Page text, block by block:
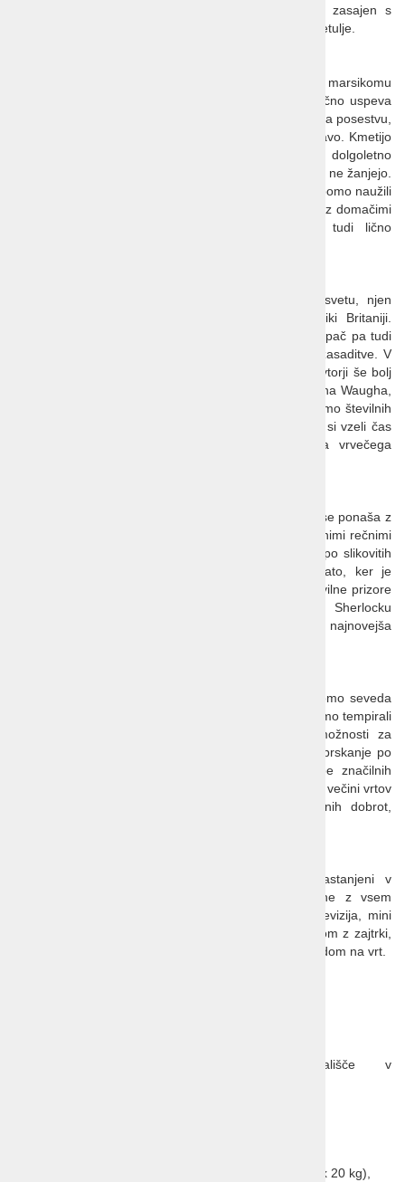
mnogo originalnih družinskih predmetov, vrt pa je zasajen s
starimi rastlinskimi vrstami, zlasti takimi, ki privlačijo metulje.
Ko bomo stali sredi širnih polj cvetoče sivke, se bo marsikomu
zazdelo, da se je znašel v Provansi. A da sivka odlično uspeva
tudi v Veliki Britaniji, se bomo na lastne oči prepričali na posestvu,
kjer se ukvarjajo izključno z njeno pridelavo in predelavo. Kmetijo
bomo obiskali v idealnem času (vsaj glede na dolgoletno
statistiko), ko polja žarijo v najlepših barvah, a sivke še ne žanjejo.
Lastniki nas bodo prijazno popeljali naokoli, ko pa se bomo naužili
barv in dehtečih vonjav, se bomo lahko še posladkali z domačimi
sivkinimi dobrotami. Seveda imajo na posestvu tudi lično
Univerza v Oxfordu je ena najboljših univerz na svetu, njen
botanični vrt pa je najstarejši botanični vrt v Veliki Britaniji.
Spoštovanja pa ni vredna le starost imenitnega vrta, pač pa tudi
njegove bogate rastlinske zbirke, in kvalitetne nove zasaditve. V
umirjenem okolju vrta so navdih iskali mnogi znani avtorji še bolj
znanih del, od Lewisa Carrolla, J.R.R. Tolkiena, Evelyna Waugha,
pa vse do Phillipa Pullmana ... Po ogledu se bomo mimo številnih
kolidžev sprehodili do središča živahnega Oxforda in si vzeli čas
za samostojno raziskovanje meseca in njegovega vrvečega
Mesto ležeče ob reki Severn, blizu meje z Walesom, se ponaša z
veličastno stolnico iz 11. stoletja ter imenitno ohranjenimi rečnimi
doki iz 19. stoletja. Če se nam bo med sprehodom po slikovitih
uličicah zazdelo, da smo tu že bili, bo to tudi zato, ker je
Gloucester prava meka za filmarje. Tu so posneli številne prizore
za serije o mladem čarovniku Harryju Potterju in Sherlocku
Holmesu, tu sta se sprehajala enigmatični Dr. Who in najnovejša
Poleg mnogih zanimivih ogledov in obiskov vrtov, bomo seveda
nekaj časa namenili tudi prostemu času. Postanke bomo tempirali
v najlepših vasicah in mestecih, kjer bo obilo možnosti za
samostojne oglede, potepanje po slikovitih uličicah, brskanje po
številnih dobro založenih antikvariatih ter za nakupe značilnih
izdelkov in spominkov. Tudi lačni ne bomo, saj imajo v večini vrtov
t.i. čajnice, kjer se zelo potrudijo s pripravo raznih dobrot,
Predvidoma bomo ves čas našega potovanja nastanjeni v
prijetnem podeželskem hotelu. Sobe so opremljene z vsem
potrebnim udobjem (kopalnica, telefon, satelitska televizija, mini
bar, sef in klima). V hotelu je brezplačni Wi-Fi. Gostom z zajtrki,
kosili in večerjami postrežejo v lepi restavraciji s pogledom na vrt.
letalski prevoz letališče-London-letališče v
stroške 1 kosa oddane prtljage (teža do max 20 kg),